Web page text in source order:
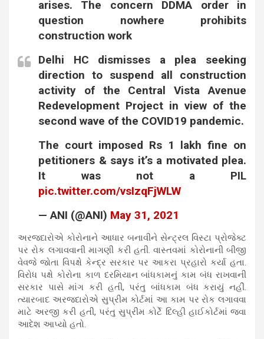
arises. The concern DDMA order in
question nowhere prohibits
construction work
Delhi HC dismisses a plea seeking
direction to suspend all construction
activity of the Central Vista Avenue
Redevelopment Project in view of the
second wave of the COVID19 pandemic.
The court imposed Rs 1 lakh fine on
petitioners & says it’s a motivated plea.
It was not a PIL
pic.twitter.com/vsIzqFjWLW
— ANI (@ANI) May 31, 2021
અરજદારોએ કોરોનાને આધાર બનાવીને સેન્ટ્રલ વિસ્ટા પ્રોજેક્ટ
પર રોક લગાવવાની માગણી કરી હતી. વાસ્તવમાં કોરોનાની બીજી
વેવજે જોતા વિપક્ષે કેન્દ્ર સરકાર પર આકરા પ્રહારો કર્યા હતા.
વિરોધ પક્ષે કોરોના કાળ દરમિયાન બાંધકામનું કામ બંધ રાખવાની
સરકાર પાસે માંગ કરી હતી, પરંતુ બાંધકામ બંધ કરાયું નહીં.
ત્યારબાદ અરજદારોએ સુપ્રીમ કોર્ટમાં આ કામ પર રોક લગાવવા
માટે અરજી કરી હતી, પરંતુ સુપ્રીમ કોર્ટે દિલ્હી હાઈકોર્ટમાં જવા
આદેશ આપ્યો હતો.